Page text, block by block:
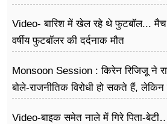
Video- बारिश में खेल रहे थे फुटबॉल... मैच
वर्षीय फुटबॉलर की दर्दनाक मौत
Monsoon Session : किरेन रिजिजू ने
बोले-राजनीतिक विरोधी हो सकते हैं,
Video-बाइक समेत नाले में गिरे पिता-